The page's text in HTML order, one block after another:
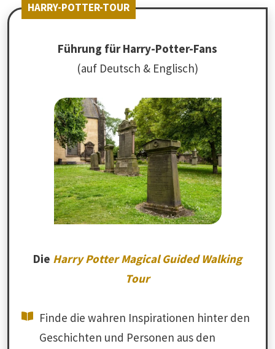
HARRY-POTTER-TOUR
Führung für Harry-Potter-Fans
(auf Deutsch & Englisch)
Die Harry Potter Magical Guided Walking
Tour
Finde die wahren Inspirationen hinter den
Geschichten und Personen aus den